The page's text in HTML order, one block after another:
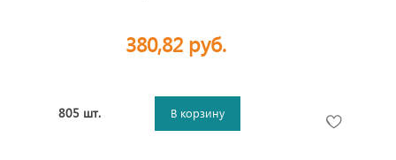
380,82 руб.
805 шт. В корзину